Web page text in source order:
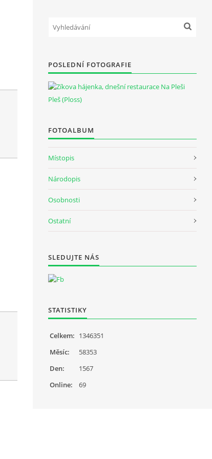
POSLEDNÍ FOTOGRAFIE
Pleš (Ploss)
FOTOALBUM
Místopis
Národopis
Osobnosti
Ostatní
SLEDUJTE NÁS
STATISTIKY
Online: 69
Celkem: 1346351
Měsíc:
58353
Den:
1567